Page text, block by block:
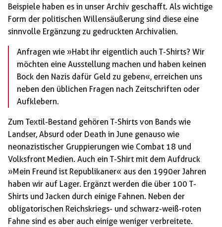
Beispiele haben es in unser Archiv geschafft. Als wichtige
Form der politischen Willensäußerung sind diese eine
sinnvolle Ergänzung zu gedruckten Archivalien.
Anfragen wie »Habt ihr eigentlich auch T-Shirts? Wir
möchten eine Ausstellung machen und haben keinen
Bock den Nazis dafür Geld zu geben«, erreichen uns
neben den üblichen Fragen nach Zeitschriften oder
Aufklebern.
Zum Textil-Bestand gehören T-Shirts von Bands wie
Landser, Absurd oder Death in June genauso wie
neonazistischer Gruppierungen wie Combat 18 und
Volksfront Medien. Auch ein T-Shirt mit dem Aufdruck
»Mein Freund ist Republikaner« aus den 1990er Jahren
haben wir auf Lager. Ergänzt werden die über 100 T-
Shirts und Jacken durch einige Fahnen. Neben der
obligatorischen Reichskriegs- und schwarz-weiß-roten
Fahne sind es aber auch einige weniger verbreitete.